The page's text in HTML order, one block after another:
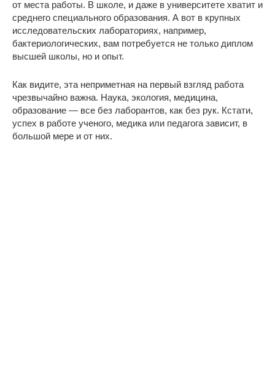
от места работы. В школе, и даже в университете хватит и
среднего специального образования. А вот в крупных
исследовательских лабораториях, например,
бактериологических, вам потребуется не только диплом
высшей школы, но и опыт.
Как видите, эта неприметная на первый взгляд работа
чрезвычайно важна. Наука, экология, медицина,
образование — все без лаборантов, как без рук. Кстати,
успех в работе ученого, медика или педагога зависит, в
большой мере и от них.